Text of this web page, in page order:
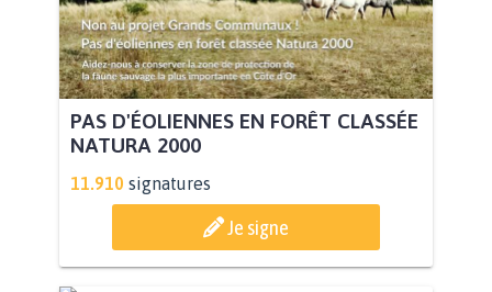
PAS D'ÉOLIENNES EN FORÊT CLASSÉE
NATURA 2000
11.910 signatures
Je signe